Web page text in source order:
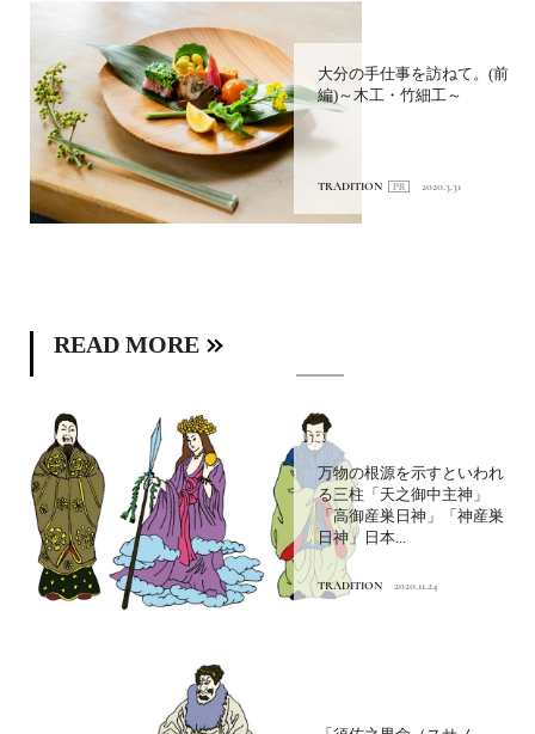
大分の手仕事を訪ねて。(前
編)～木工・竹細工～
TRADITION 2020.3.31
READ MORE
万物の根源を示すといわれ
る三柱「天之御中主神」
「高御産巣日神」「神産巣
日神」日本...
TRADITION 2020.11.24